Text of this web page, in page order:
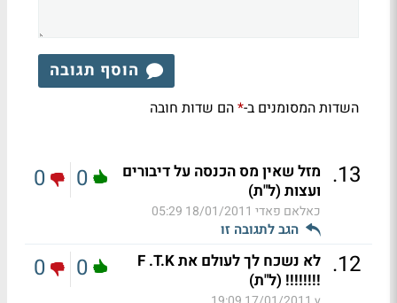
הוסף תגובה
השדות המסומנים ב-*הם שדות חובה
13
. מזל שאין מס הכנסה על דיבורים
ועצות (ל"ת)
כאלאם פאדי 18/01/2011 05:29
הגב לתגובה זו
0
0
12
.
לא נשכח לך לעולם את F .T.K
!!!!!!!! (ל"ת)
0
0